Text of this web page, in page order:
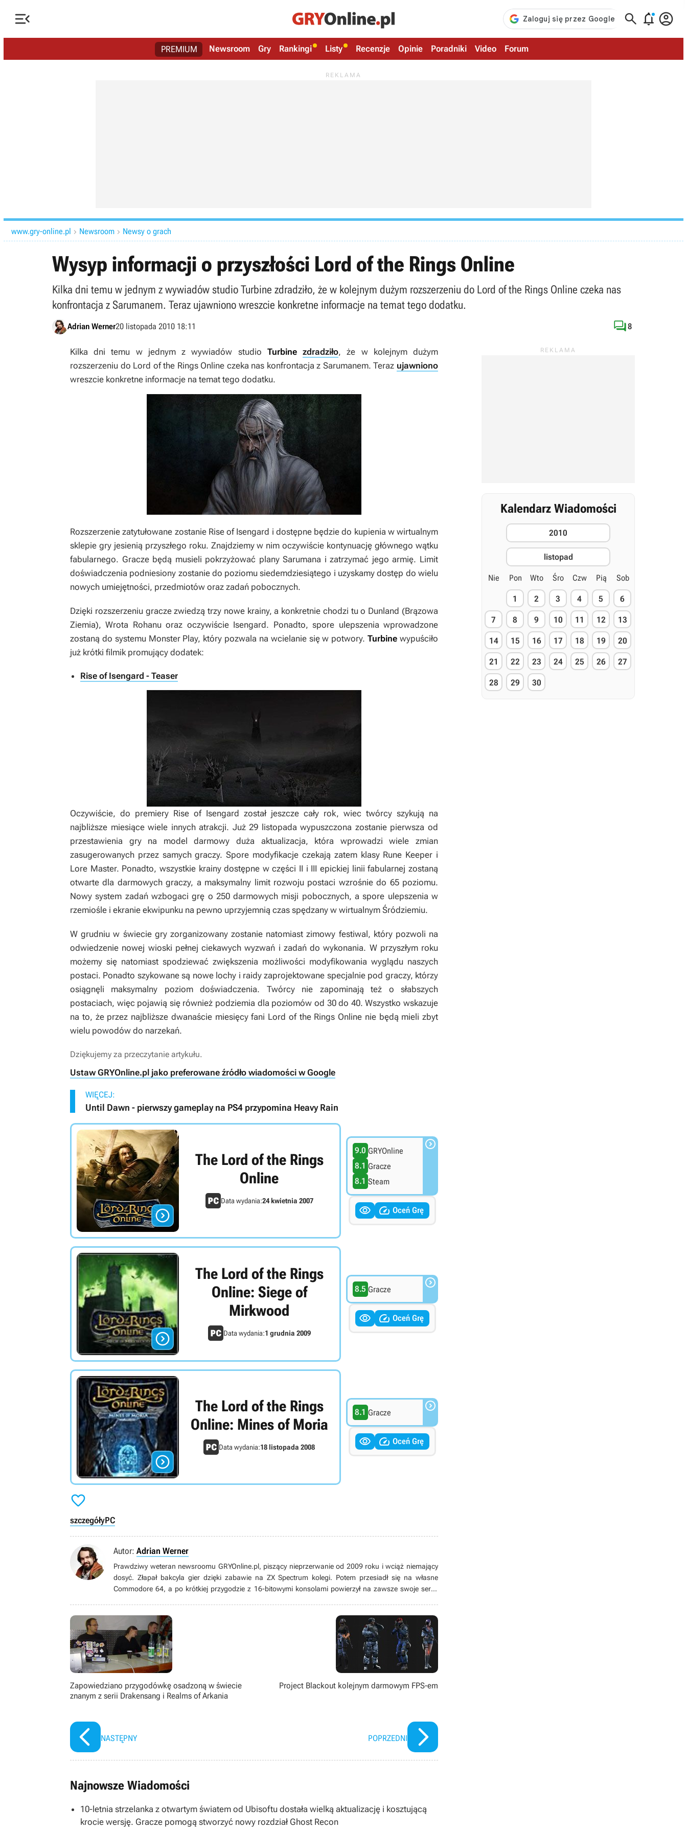
   
PREMIUM Newsroom Gry Rankingi Listy Recenzje Opinie Poradniki Video Forum
www.gry-online.pl  Newsroom  Newsy o grach
Wysyp informacji o przyszłości Lord of the Rings Online
Kilka dni temu w jednym z wywiadów studio Turbine zdradziło, że w kolejnym dużym rozszerzeniu do Lord of the Rings Online czeka nas
konfrontacja z Sarumanem. Teraz ujawniono wreszcie konkretne informacje na temat tego dodatku.
Adrian Werner20 listopada 2010 18:11 8
Kilka dni temu w jednym z wywiadów studio Turbinezdradziło, że w kolejnym dużym
rozszerzeniu do Lord of the Rings Online czeka nas konfrontacja z Sarumanem. Teraz ujawniono
wreszcie konkretne informacje na temat tego dodatku.
Rozszerzenie zatytułowane zostanie Rise of Isengard i dostępne będzie do kupienia w wirtualnym
sklepie gry jesienią przyszłego roku. Znajdziemy w nim oczywiście kontynuację głównego wątku
fabularnego. Gracze będą musieli pokrzyżować plany Sarumana i zatrzymać jego armię. Limit
doświadczenia podniesiony zostanie do poziomu siedemdziesiątego i uzyskamy dostęp do wielu
nowych umiejętności, przedmiotów oraz zadań pobocznych.
Dzięki rozszerzeniu gracze zwiedzą trzy nowe krainy, a konkretnie chodzi tu o Dunland (Brązowa
Ziemia), Wrota Rohanu oraz oczywiście Isengard. Ponadto, spore ulepszenia wprowadzone
zostaną do systemu Monster Play, który pozwala na wcielanie się w potwory.Turbine wypuściło
już krótki filmik promujący dodatek:
Rise of Isengard - Teaser
Oczywiście, do premiery Rise of Isengard został jeszcze cały rok, wiec twórcy szykują na
najbliższe miesiące wiele innych atrakcji. Już 29 listopada wypuszczona zostanie pierwsza od
przestawienia gry na model darmowy duża aktualizacja, która wprowadzi wiele zmian
zasugerowanych przez samych graczy. Spore modyfikacje czekają zatem klasy Rune Keeper i
Lore Master. Ponadto, wszystkie krainy dostępne w części II i III epickiej linii fabularnej zostaną
otwarte dla darmowych graczy, a maksymalny limit rozwoju postaci wzrośnie do 65 poziomu.
Nowy system zadań wzbogaci grę o 250 darmowych misji pobocznych, a spore ulepszenia w
rzemiośle i ekranie ekwipunku na pewno uprzyjemnią czas spędzany w wirtualnym Śródziemiu.
W grudniu w świecie gry zorganizowany zostanie natomiast zimowy festiwal, który pozwoli na
odwiedzenie nowej wioski pełnej ciekawych wyzwań i zadań do wykonania. W przyszłym roku
możemy się natomiast spodziewać zwiększenia możliwości modyfikowania wyglądu naszych
postaci. Ponadto szykowane są nowe lochy i raidy zaprojektowane specjalnie pod graczy, którzy
osiągnęli maksymalny poziom doświadczenia. Twórcy nie zapominają też o słabszych
postaciach, więc pojawią się również podziemia dla poziomów od 30 do 40. Wszystko wskazuje
na to, że przez najbliższe dwanaście miesięcy fani Lord of the Rings Online nie będą mieli zbyt
wielu powodów do narzekań.
Dziękujemy za przeczytanie artykułu.
Ustaw GRYOnline.pl jako preferowane źródło wiadomości w Google
WIĘCEJ:
Until Dawn - pierwszy gameplay na PS4 przypomina Heavy Rain

The Lord of the Rings
Online
Data wydania:24 kwietnia 2007
9.0 GRYOnline
8.1 Gracze
8.1 Steam

  Oceń Grę

The Lord of the Rings
Online: Siege of
Mirkwood
Data wydania:1 grudnia 2009
8.5 Gracze 
  Oceń Grę

The Lord of the Rings
Online: Mines of Moria
Data wydania:18 listopada 2008
8.1 Gracze 
  Oceń Grę

szczegółyPC
Autor: Adrian Werner
Prawdziwy weteran newsroomu GRYOnline.pl, piszący nieprzerwanie od 2009 roku i wciąż niemający
dosyć. Złapał bakcyla gier dzięki zabawie na ZX Spectrum kolegi. Potem przesiadł się na własne
Commodore 64, a po krótkiej przygodzie z 16-bitowymi konsolami powierzył na zawsze swoje serce
książek, seriali, filmów i komiksów.
Zapowiedziano przygodówkę osadzoną w świecie
znanym z serii Drakensang i Realms of Arkania
NASTĘPNY
Project Blackout kolejnym darmowym FPS-em
POPRZEDNI
Najnowsze Wiadomości
10-letnia strzelanka z otwartym światem od Ubisoftu dostała wielką aktualizację i kosztującą
krocie wersję. Gracze pomogą stworzyć nowy rozdział Ghost Recon
Kalendarz Wiadomości
2010
listopad
Nie Pon Wto Śro Czw Pią Sob
1 2 3 4 5 6
7 8 9 10 11 12 13
14 15 16 17 18 19 20
21 22 23 24 25 26 27
28 29 30